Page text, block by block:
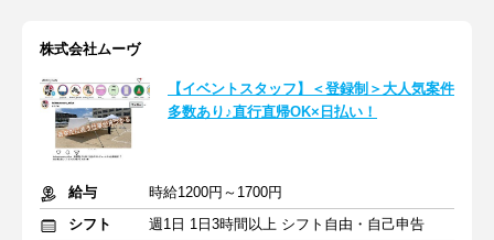
株式会社ムーヴ
【イベントスタッフ】＜登録制＞大人気案件
多数あり♪直行直帰OK×日払い！
給与
時給1200円～1700円
シフト
週1日 1日3時間以上 シフト自由・自己申告